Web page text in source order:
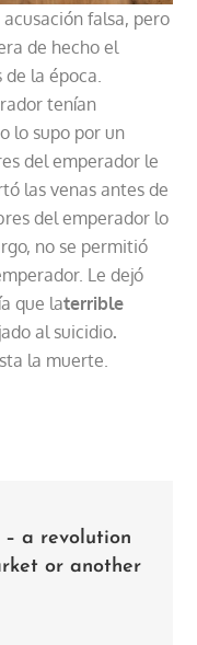
falsa, pero
de hecho el
la época.
tenían
lo supo por un
del emperador le
las venas antes de
del emperador lo
no se permitió
Le dejó
que laterrible
al suicidio.
la muerte.
– a revolution
or another